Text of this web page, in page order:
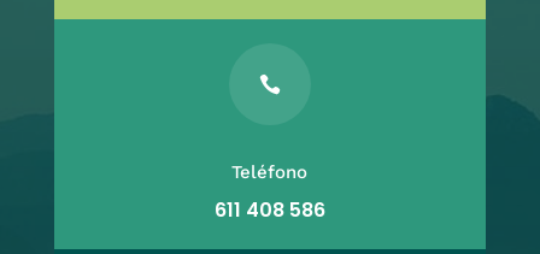

Teléfono
611 408 586